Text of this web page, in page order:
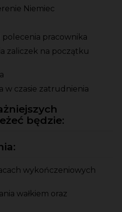
Niemiec
pracownika
zaliczek na początku
w czasie zatrudnienia
będzie:
wykończeniowych
wałkiem oraz